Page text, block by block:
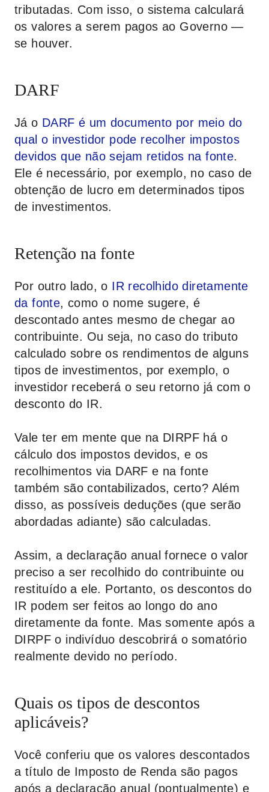
tributadas. Com isso, o sistema calculará
os valores a serem pagos ao Governo —
se houver.
DARF
Já o DARF é um documento por meio do
qual o investidor pode recolher impostos
devidos que não sejam retidos na fonte.
Ele é necessário, por exemplo, no caso de
obtenção de lucro em determinados tipos
de investimentos.
Retenção na fonte
Por outro lado, o IR recolhido diretamente
da fonte, como o nome sugere, é
descontado antes mesmo de chegar ao
contribuinte. Ou seja, no caso do tributo
calculado sobre os rendimentos de alguns
tipos de investimentos, por exemplo, o
investidor receberá o seu retorno já com o
desconto do IR.
Vale ter em mente que na DIRPF há o
cálculo dos impostos devidos, e os
recolhimentos via DARF e na fonte
também são contabilizados, certo? Além
disso, as possíveis deduções (que serão
abordadas adiante) são calculadas.
Assim, a declaração anual fornece o valor
preciso a ser recolhido do contribuinte ou
restituído a ele. Portanto, os descontos do
IR podem ser feitos ao longo do ano
diretamente da fonte. Mas somente após a
DIRPF o indivíduo descobrirá o somatório
realmente devido no período.
Quais os tipos de descontos
aplicáveis?
Você conferiu que os valores descontados
a título de Imposto de Renda são pagos
após a declaração anual (pontualmente) e